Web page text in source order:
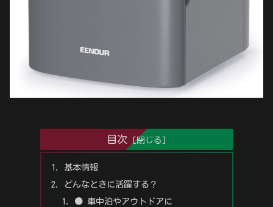
目次
基本情報
どんなときに活躍する？
● 車中泊やアウトドアに